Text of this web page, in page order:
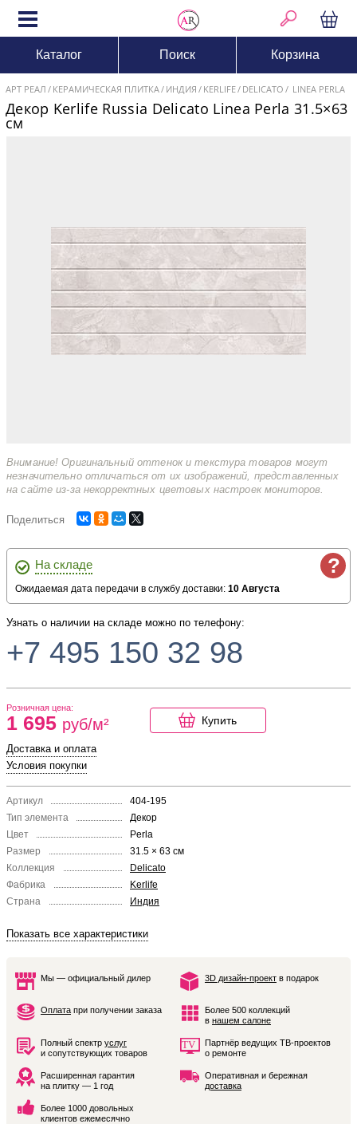
Каталог Поиск Корзина
АРТ РЕАЛ КЕРАМИЧЕСКАЯ ПЛИТКА ИНДИЯ KERLIFE DELICATO LINEA PERLA
Декор Kerlife Russia Delicato Linea Perla 31.5×63
см
Внимание! Оригинальный оттенок и текстура товаров могут
незначительно отличаться от их изображений, представленных
на сайте из-за некорректных цветовых настроек мониторов.
Поделиться
?
На складе
Ожидаемая дата передачи в службу доставки: 10 Августа
Узнать о наличии на складе можно по телефону:
+7 495 150 32 98
Розничная цена:
1 695 руб/м² Купить
Доставка и оплата
Условия покупки
Артикул
404-195
Тип элемента
Декор
Цвет
Perla
Размер
31.5 × 63 см
Коллекция
Delicato
Фабрика
Kerlife
Страна
Индия
Показать все характеристики
Мы — официальный дилер 3D дизайн-проект в подарок
Оплата при получении заказа
Более 500 коллекций
в нашем салоне
Полный спектр услуг
и сопутствующих товаров
Партнёр ведущих ТВ-проектов
о ремонте
Расширенная гарантия
на плитку — 1 год
Оперативная и бережная
доставка
Более 1000 довольных
клиентов ежемесячно